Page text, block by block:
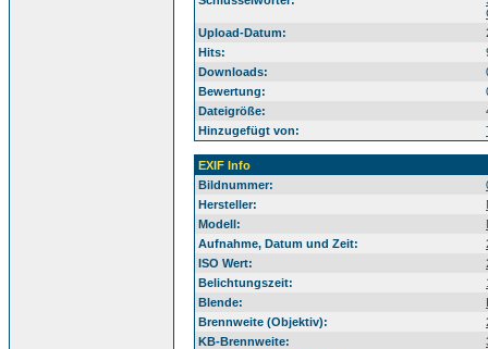
Upload-Datum:
Hits:
Downloads:
Bewertung:
Dateigröße:
Hinzugefügt von:
EXIF Info
Bildnummer:
Hersteller:
Modell:
Aufnahme, Datum und Zeit:
ISO Wert:
Belichtungszeit:
Blende:
Brennweite (Objektiv):
KB-Brennweite: